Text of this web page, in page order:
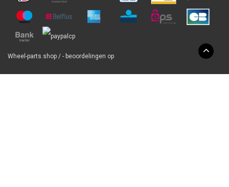
Wheel-parts.shop / - beoordelingen op